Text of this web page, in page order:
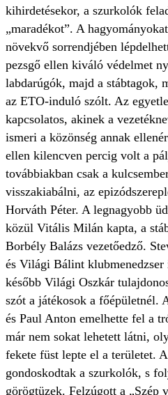
kihirdetésekor, a szurkolók
„maradékot”. A
növekvő sorrendjében
pezsgő ellen kiváló védelmet
labdarúgók, majd a stábtagok,
az ETO-induló szólt. Az
kapcsolatos, akinek a
ismeri a közönség annak
ellen kilencven percig volt a
továbbiakban csak a
visszakiabálni, az
Horváth Péter. A legnagyobb
közül Vitális Milán kapta, a
Borbély Balázs vezetőedző.
és Világi Bálint klubmenedzser
később Világi Oszkár
szót a játékosok a főépületnél.
és Paul Anton emelhette fel a
már nem sokat lehetett látni,
fekete füst lepte el a területet.
gondoskodtak a szurkolók, s
görögtüzek. Felzúgott a „Szép